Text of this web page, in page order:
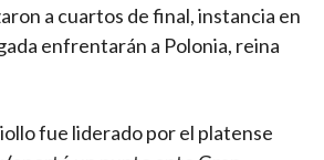
a cuartos de final, instancia en
enfrentarán a Polonia, reina
fue liderado por el platense